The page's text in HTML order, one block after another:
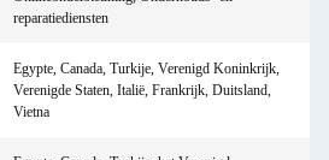
reparatiediensten
Egypte, Canada, Turkije, Verenigd Koninkrijk,
Verenigde Staten, Italië, Frankrijk, Duitsland,
Vietna